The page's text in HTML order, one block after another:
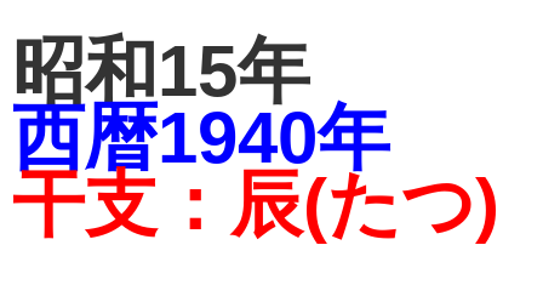
昭和15年
西暦1940年
干支：辰(たつ)